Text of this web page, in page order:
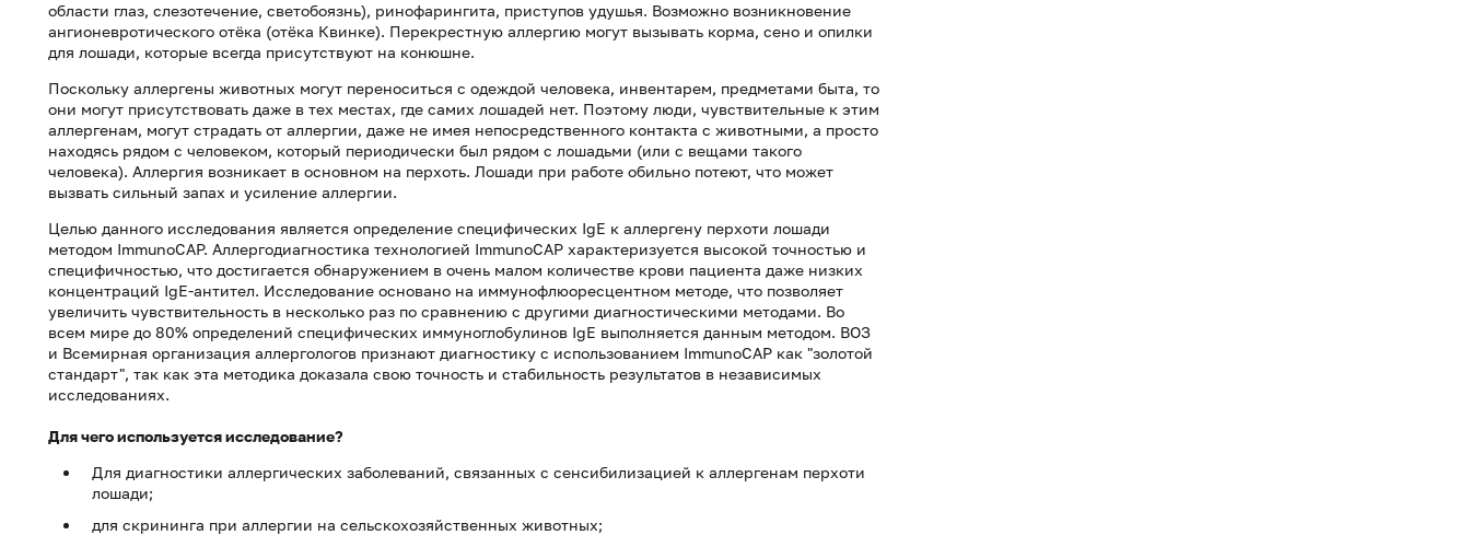
области глаз, слезотечение, светобоязнь), ринофарингита, приступов удушья. Возможно возникновение
ангионевротического отёка (отёка Квинке). Перекрестную аллергию могут вызывать корма, сено и опилки
для лошади, которые всегда присутствуют на конюшне.
Поскольку аллергены животных могут переноситься с одеждой человека, инвентарем, предметами быта, то
они могут присутствовать даже в тех местах, где самих лошадей нет. Поэтому люди, чувствительные к этим
аллергенам, могут страдать от аллергии, даже не имея непосредственного контакта с животными, а просто
находясь рядом с человеком, который периодически был рядом с лошадьми (или с вещами такого
человека). Аллергия возникает в основном на перхоть. Лошади при работе обильно потеют, что может
вызвать сильный запах и усиление аллергии.
Целью данного исследования является определение специфических IgE к аллергену перхоти лошади
методом ImmunoCAP. Аллергодиагностика технологией ImmunoCAP характеризуется высокой точностью и
специфичностью, что достигается обнаружением в очень малом количестве крови пациента даже низких
концентраций IgE-антител. Исследование основано на иммунофлюоресцентном методе, что позволяет
увеличить чувствительность в несколько раз по сравнению с другими диагностическими методами. Во
всем мире до 80% определений специфических иммуноглобулинов IgE выполняется данным методом. ВОЗ
и Всемирная организация аллергологов признают диагностику с использованием ImmunoCAP как "золотой
стандарт", так как эта методика доказала свою точность и стабильность результатов в независимых
исследованиях.
Для чего используется исследование?
Для диагностики аллергических заболеваний, связанных с сенсибилизацией к аллергенам перхоти
лошади;
для скрининга при аллергии на сельскохозяйственных животных;